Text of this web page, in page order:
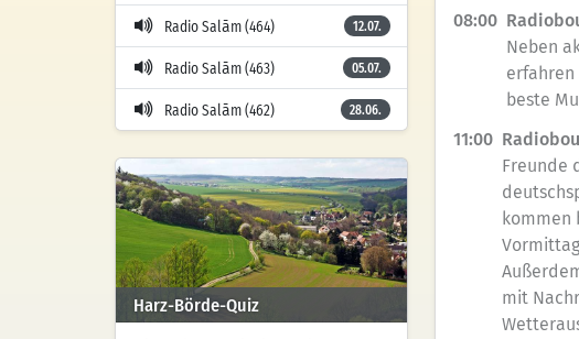
08:00
Neben
erfahren
beste
11:00
Freunde
kommen
mit
Radio Salām (464) 12.07.
Radio Salām (463) 05.07.
Radio Salām (462) 28.06.
Harz-Börde-Quiz